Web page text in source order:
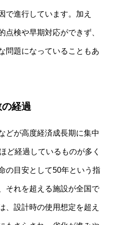
で進行しています。加え
点検や早期対応ができず、
問題になっていることもあ
経過
どが高度経済成長期に集中
ど経過しているものが多く
の目安として50年という指
それを超える施設が全国で
、設計時の使用想定を超え